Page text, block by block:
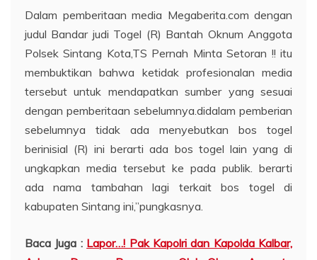
Dalam pemberitaan media Megaberita.com dengan
judul Bandar judi Togel (R) Bantah Oknum Anggota
Polsek Sintang Kota,TS Pernah Minta Setoran !! itu
membuktikan bahwa ketidak profesionalan media
tersebut untuk mendapatkan sumber yang sesuai
dengan pemberitaan sebelumnya.didalam pemberian
sebelumnya tidak ada menyebutkan bos togel
berinisial (R) ini berarti ada bos togel lain yang di
ungkapkan media tersebut ke pada publik. berarti
ada nama tambahan lagi terkait bos togel di
kabupaten Sintang ini,”pungkasnya.
Baca Juga : Lapor…! Pak Kapolri dan Kapolda Kalbar,